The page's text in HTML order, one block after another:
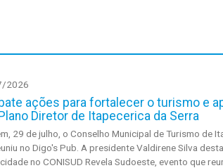
2026
ações para fortalecer o turismo e
Diretor de Itapecerica da Serra
29 de julho, o Conselho Municipal de Turismo de
no Digo's Pub. A presidente Valdirene Silva
no CONISUD Revela Sudoeste, evento que